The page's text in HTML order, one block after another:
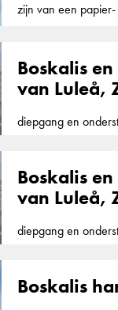
zijn van een
Boskalis
van Luleå,
diepgang en
Boskalis
van Luleå,
diepgang en
Boskalis